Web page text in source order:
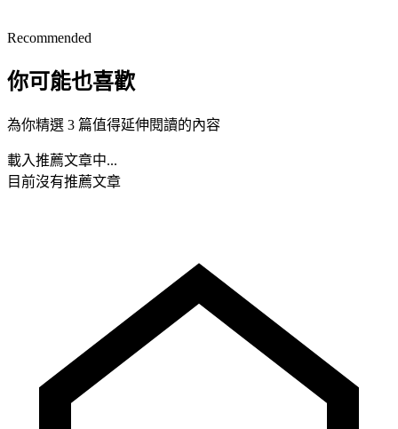
Recommended
你可能也喜歡
為你精選 3 篇值得延伸閱讀的內容
載入推薦文章中...
目前沒有推薦文章